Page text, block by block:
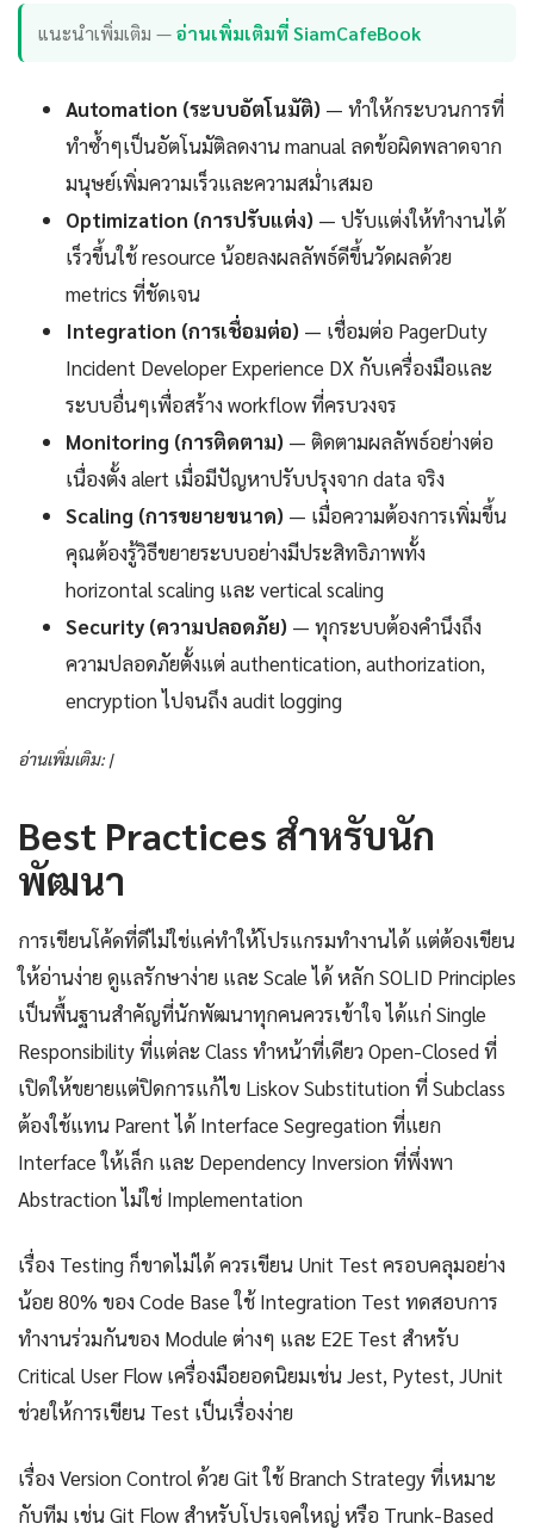
แนะนำเพิ่มเติม —อ่านเพิ่มเติมที่ SiamCafeBook
Automation (ระบบอัตโนมัติ) — ทำให้กระบวนการที่
ทำซ้ำๆเป็นอัตโนมัติลดงาน manual ลดข้อผิดพลาดจาก
มนุษย์เพิ่มความเร็วและความสม่ำเสมอ
Optimization (การปรับแต่ง) — ปรับแต่งให้ทำงานได้
เร็วขึ้นใช้ resource น้อยลงผลลัพธ์ดีขึ้นวัดผลด้วย
metrics ที่ชัดเจน
Integration (การเชื่อมต่อ) — เชื่อมต่อ PagerDuty
Incident Developer Experience DX กับเครื่องมือและ
ระบบอื่นๆเพื่อสร้าง workflow ที่ครบวงจร
Monitoring (การติดตาม) — ติดตามผลลัพธ์อย่างต่อ
เนื่องตั้ง alert เมื่อมีปัญหาปรับปรุงจาก data จริง
Scaling (การขยายขนาด) — เมื่อความต้องการเพิ่มขึ้น
คุณต้องรู้วิธีขยายระบบอย่างมีประสิทธิภาพทั้ง
horizontal scaling และ vertical scaling
Security (ความปลอดภัย) — ทุกระบบต้องคำนึงถึง
ความปลอดภัยตั้งแต่ authentication, authorization,
encryption ไปจนถึง audit logging
อ่านเพิ่มเติม: |
Best Practices สำหรับนัก
พัฒนา
การเขียนโค้ดที่ดีไม่ใช่แค่ทำให้โปรแกรมทำงานได้ แต่ต้องเขียน
ให้อ่านง่าย ดูแลรักษาง่าย และ Scale ได้ หลัก SOLID Principles
เป็นพื้นฐานสำคัญที่นักพัฒนาทุกคนควรเข้าใจ ได้แก่ Single
Responsibility ที่แต่ละ Class ทำหน้าที่เดียว Open-Closed ที่
เปิดให้ขยายแต่ปิดการแก้ไข Liskov Substitution ที่ Subclass
ต้องใช้แทน Parent ได้ Interface Segregation ที่แยก
Interface ให้เล็ก และ Dependency Inversion ที่พึ่งพา
Abstraction ไม่ใช่ Implementation
เรื่อง Testing ก็ขาดไม่ได้ ควรเขียน Unit Test ครอบคลุมอย่าง
น้อย 80% ของ Code Base ใช้ Integration Test ทดสอบการ
ทำงานร่วมกันของ Module ต่างๆ และ E2E Test สำหรับ
Critical User Flow เครื่องมือยอดนิยมเช่น Jest, Pytest, JUnit
ช่วยให้การเขียน Test เป็นเรื่องง่าย
เรื่อง Version Control ด้วย Git ใช้ Branch Strategy ที่เหมาะ
กับทีม เช่น Git Flow สำหรับโปรเจคใหญ่ หรือ Trunk-Based